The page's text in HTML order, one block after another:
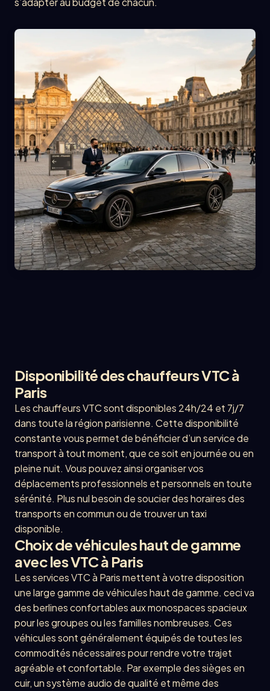
Disponibilité des chauffeurs VTC à
Paris
Les chauffeurs VTC sont disponibles 24h/24 et 7j/7
dans toute la région parisienne. Cette disponibilité
constante vous permet de bénéficier d’un service de
transport à tout moment, que ce soit en journée ou en
pleine nuit. Vous pouvez ainsi organiser vos
déplacements professionnels et personnels en toute
sérénité. Plus nul besoin de soucier des horaires des
transports en commun ou de trouver un taxi
disponible.
Choix de véhicules haut de gamme
avec les VTC à Paris
Les services VTC à Paris mettent à votre disposition
une large gamme de véhicules haut de gamme. ceci va
des berlines confortables aux monospaces spacieux
pour les groupes ou les familles nombreuses. Ces
véhicules sont généralement équipés de toutes les
commodités nécessaires pour rendre votre trajet
agréable et confortable. Par exemple des sièges en
cuir, un système audio de qualité et même des